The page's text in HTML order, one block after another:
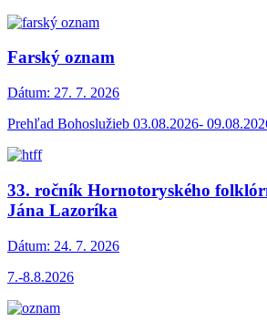
Farský oznam
Dátum: 27. 7. 2026
Prehľad Bohoslužieb 03.08.2026-
33. ročník Hornotoryského
Jána Lazoríka
Dátum: 24. 7. 2026
7.-8.8.2026